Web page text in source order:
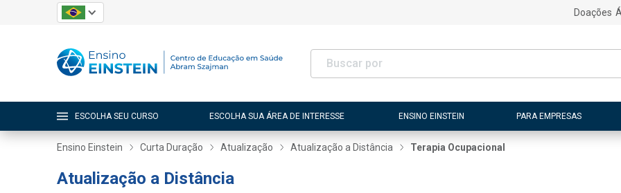
Doações
ESCOLHA SEU CURSO ESCOLHA SUA ÁREA DE INTERESSE ENSINO EINSTEIN PARA EMPRESAS
Ensino Einstein Curta Duração Atualização Atualização a Distância Terapia Ocupacional
Atualização a Distância